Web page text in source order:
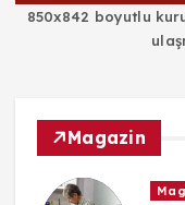
850x842 boyutlu
Magazin